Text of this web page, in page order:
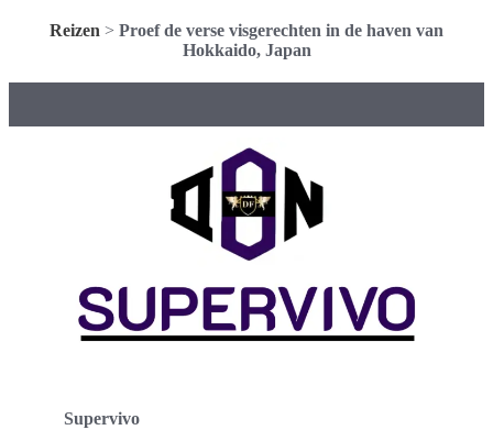
Reizen > Proef de verse visgerechten in de haven van
Hokkaido, Japan
Supervivo